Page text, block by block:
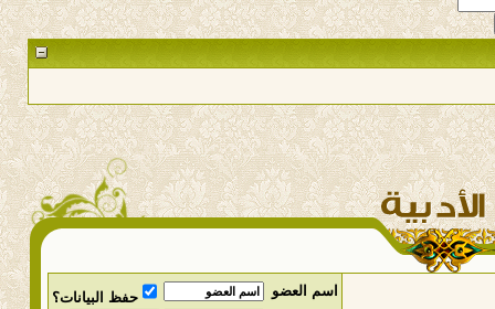
اسم العضو
حفظ البيانات؟